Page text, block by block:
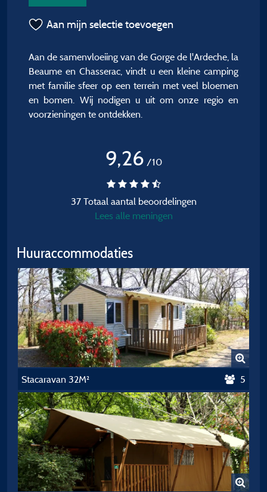
Aan mijn selectie toevoegen
Aan de samenvloeiing van de Gorge de l'Ardeche, la
Beaume en Chasserac, vindt u een kleine camping
met familie sfeer op een terrein met veel bloemen
en bomen. Wij nodigen u uit om onze regio en
voorzieningen te ontdekken.
9,26 /10
37 Totaal aantal beoordelingen
Lees alle meningen
Huuraccommodaties
Stacaravan 32M² 5